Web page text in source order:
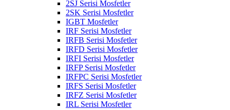
2SJ Serisi Mosfetler
2SK Serisi Mosfetler
IGBT Mosfetler
IRF Serisi Mosfetler
IRFB Serisi Mosfetler
IRFD Serisi Mosfetler
IRFI Serisi Mosfetler
IRFP Serisi Mosfetler
IRFPC Serisi Mosfetler
IRFS Serisi Mosfetler
IRFZ Serisi Mosfetler
IRL Serisi Mosfetler